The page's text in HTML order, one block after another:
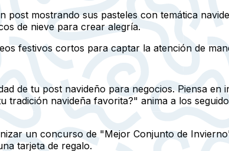
post mostrando sus pasteles con temática
de nieve para crear alegría.
festivos cortos para captar la atención de
de tu post navideño para negocios. Piensa
tradición navideña favorita?" anima a los
un concurso de "Mejor Conjunto de
tarjeta de regalo.